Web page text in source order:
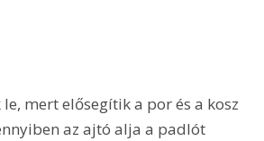
mert elősegítik a por és a kosz
az ajtó alja a padlót